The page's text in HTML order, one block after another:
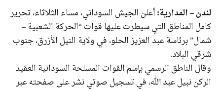
لندن – المدارية:أعلن الجيش السوداني، مساء الثلاثاء، تحرير
كامل المناطق التي سيطرت عليها قوات “الحركة الشعبية –
شمال” برئاسة عبد العزيز الحلو، في ولاية النيل الأزرق، جنوب
شرقي البلاد.
وقال الناطق الرسمي بإسم القوات المسلحة السودانية العقيد
الركن نبيل عبد الله، في تسجيل صوتي نشر على صفحته عبر